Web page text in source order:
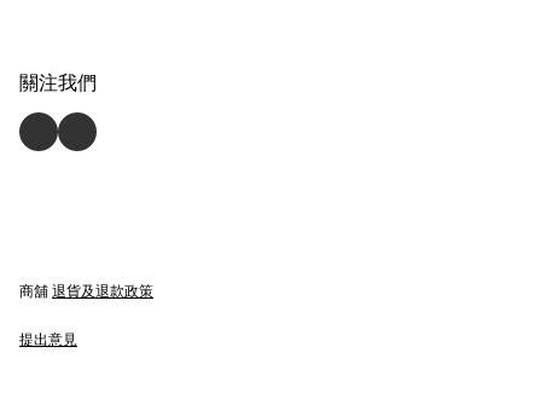
關注我們
商舖 退貨及退款政策
提出意見